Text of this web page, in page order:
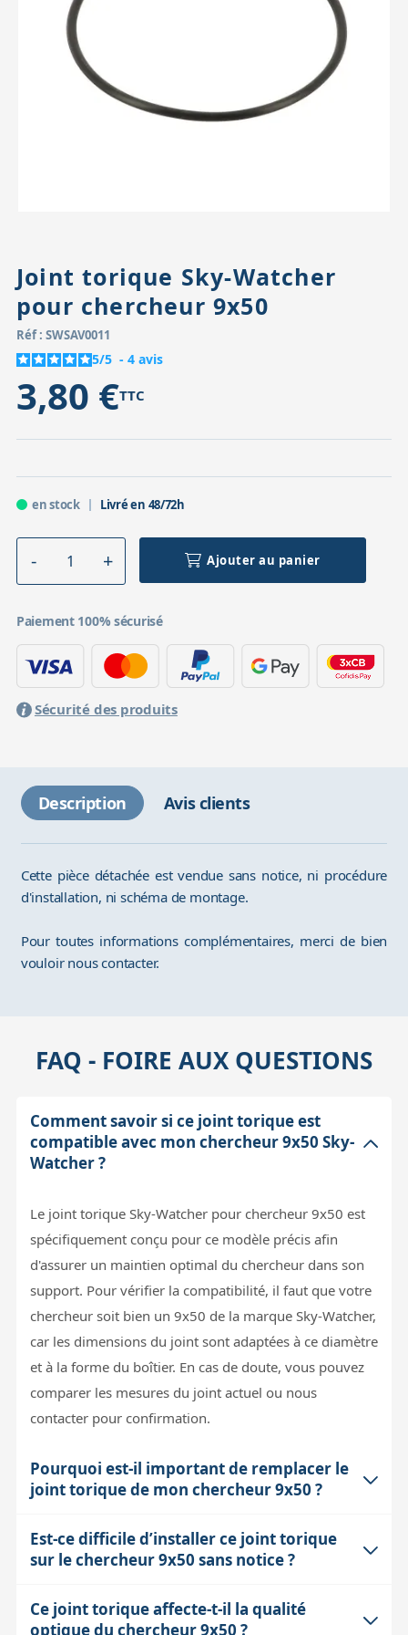
Accessoires pour montures
Têtes
Pièces détachées
Joint torique Sky-Watcher
pour chercheur 9x50
Réf : SWSAV0011
5/5 - 4 avis
3,80 €TTC
en stock Livré en 48/72h
Ajouter au panier
Paiement 100% sécurisé
Sécurité des produits
Description Avis clients
Cette pièce détachée est vendue sans notice, ni procédure
d'installation, ni schéma de montage.
Pour toutes informations complémentaires, merci de bien
vouloir nous contacter.
FAQ - FOIRE AUX QUESTIONS
Comment savoir si ce joint torique est
compatible avec mon chercheur 9x50 Sky-
Watcher ?
Le joint torique Sky-Watcher pour chercheur 9x50 est
spécifiquement conçu pour ce modèle précis afin
d'assurer un maintien optimal du chercheur dans son
support. Pour vérifier la compatibilité, il faut que votre
chercheur soit bien un 9x50 de la marque Sky-Watcher,
car les dimensions du joint sont adaptées à ce diamètre
et à la forme du boîtier. En cas de doute, vous pouvez
comparer les mesures du joint actuel ou nous
contacter pour confirmation.
Pourquoi est-il important de remplacer le
joint torique de mon chercheur 9x50 ?
Le joint torique joue un rôle crucial en maintenant le
chercheur bien fixé sur la monture ou sur le tube
pourrait perturber l'alignement. Avec le temps, ce joint
Est-ce difficile d’installer ce joint torique
sur le chercheur 9x50 sans notice ?
Le montage d’un joint torique est généralement simple
Ce joint torique affecte-t-il la qualité
optique du chercheur 9x50 ?